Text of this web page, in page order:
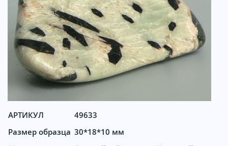
АРТИКУЛ
49633
Размер образца 30*18*10 мм